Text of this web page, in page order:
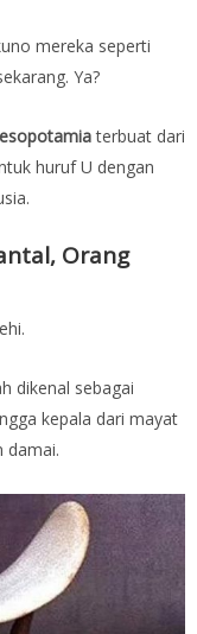
mereka seperti
Ya?
terbuat dari
huruf U dengan
Orang
dikenal sebagai
kepala dari mayat
damai.